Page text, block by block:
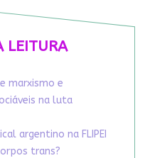
LEITURA
marxismo e
na luta
argentino na FLIPEI
trans?